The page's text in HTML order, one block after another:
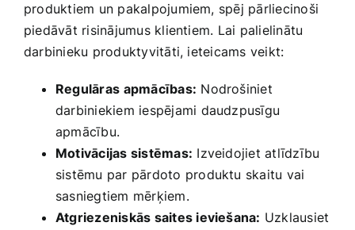
produktiem un pakalpojumiem, spēj pārliecinoši
piedāvāt risinājumus klientiem. Lai palielinātu
darbinieku produktyvitāti, ieteicams veikt:
Regulāras ⁤apmācības: Nodrošiniet‌
darbiniekiem iespējami daudzpusīgu
apmācību.
Motivācijas sistēmas: Izveidojiet atlīdzību⁤
sistēmu par pārdoto produktu skaitu⁢ vai
sasniegtiem mērķiem.
Atgriezeniskās saites ieviešana: Uzklausiet